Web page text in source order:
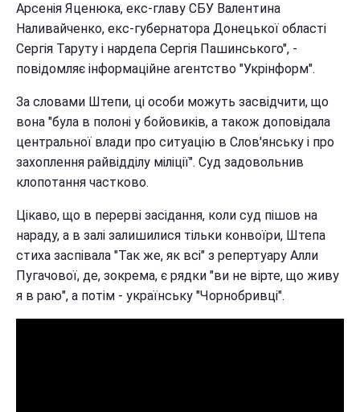
Арсенія Яценюка, екс-главу СБУ Валентина
Наливайченко, екс-губернатора Донецької області
Сергія Таруту і нардепа Сергія Пашинського", -
повідомляє інформаційне агентство "Укрінформ".
За словами Штепи, ці особи можуть засвідчити, що
вона "була в полоні у бойовиків, а також доповідала
центральної влади про ситуацію в Слов'янську і про
захоплення райвідділу міліції". Суд задовольнив
клопотання частково.
Цікаво, що в перерві засідання, коли суд пішов на
нараду, а в залі залишилися тільки конвоїри, Штепа
стиха заспівала "Так же, як всі" з репертуару Алли
Пугачової, де, зокрема, є рядки "ви не вірте, що живу
я в раю", а потім - українську "Чорнобривці".